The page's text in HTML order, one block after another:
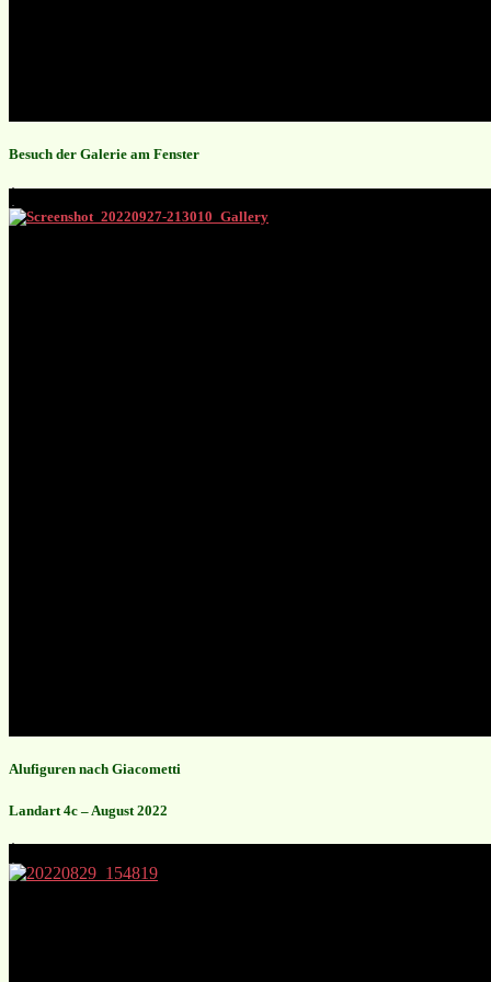
Besuch der Galerie am Fenster
Alufiguren nach Giacometti
Landart 4c – August 2022